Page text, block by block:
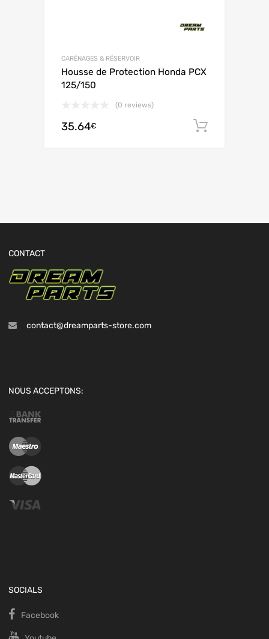
CARÉNAGES & RÉSERVOIR
Housse de Protection Honda PCX
125/150
(0 reviews)
35.64€
CONTACT
contact@dreamparts-store.com
NOUS ACCEPTONS:
SOCIALS
Facebook